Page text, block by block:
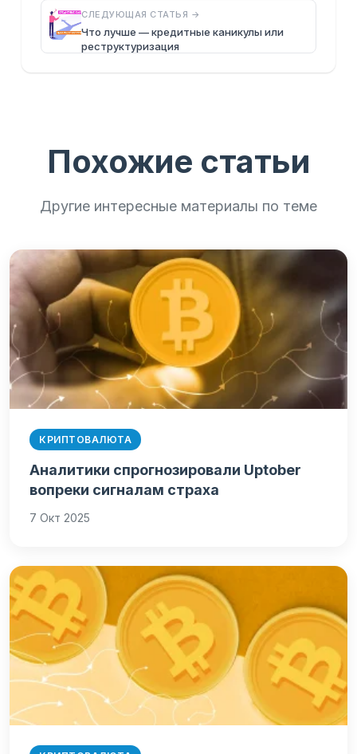
СЛЕДУЮЩАЯ СТАТЬЯ →
Что лучше — кредитные каникулы или
реструктуризация
Похожие статьи
Другие интересные материалы по теме
КРИПТОВАЛЮТА
Аналитики спрогнозировали Uptober
вопреки сигналам страха
7 Окт 2025